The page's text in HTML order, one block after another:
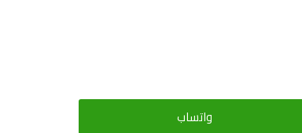
واتساب